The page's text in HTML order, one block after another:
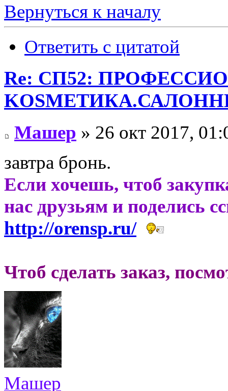
Вернуться к началу
Ответить с цитатой
Re: СП52:
Машер » 26 окт 2017,
завтра бронь.
Если хочешь, чтоб
нас друзьям и поделись
http://orensp.ru/
Чтоб сделать заказ,
Машер